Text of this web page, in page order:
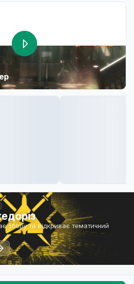
збору та відкриває тематичний